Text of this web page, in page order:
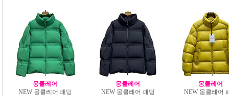
몽클레어
NEW 몽클레어 패딩
몽클레어
NEW 몽클레어 패딩
몽클레어
NEW 몽클레어